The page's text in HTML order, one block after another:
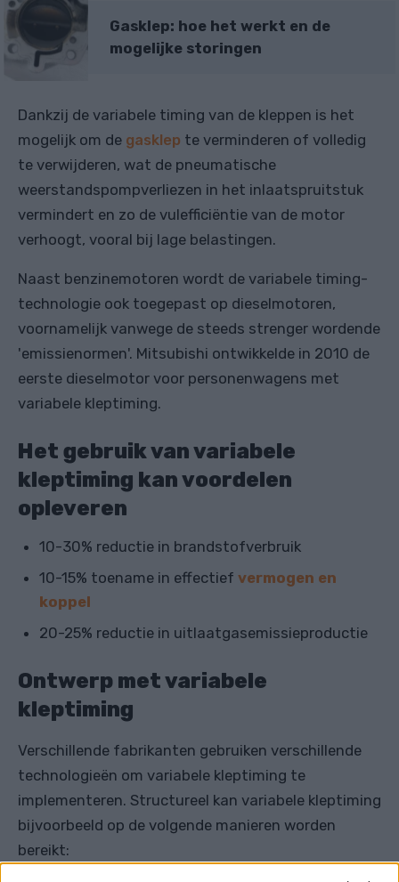
Gasklep: hoe het werkt en de
mogelijke storingen
Dankzij de variabele timing van de kleppen is het
mogelijk om de gasklep te verminderen of volledig
te verwijderen, wat de pneumatische
weerstandspompverliezen in het inlaatspruitstuk
vermindert en zo de vulefficiëntie van de motor
verhoogt, vooral bij lage belastingen.
Naast benzinemotoren wordt de variabele timing-
technologie ook toegepast op dieselmotoren,
voornamelijk vanwege de steeds strenger wordende
'emissienormen'. Mitsubishi ontwikkelde in 2010 de
eerste dieselmotor voor personenwagens met
variabele kleptiming.
Het gebruik van variabele
kleptiming kan voordelen
opleveren
10-30% reductie in brandstofverbruik
10-15% toename in effectief vermogen en
koppel
20-25% reductie in uitlaatgasemissieproductie
Ontwerp met variabele
kleptiming
Verschillende fabrikanten gebruiken verschillende
technologieën om variabele kleptiming te
implementeren. Structureel kan variabele kleptiming
bijvoorbeeld op de volgende manieren worden
bereikt: